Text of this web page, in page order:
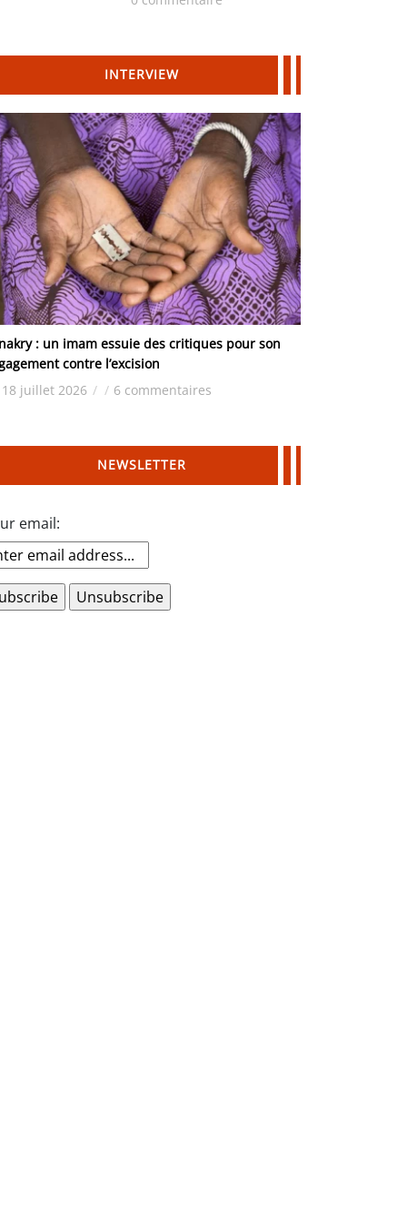
INTERVIEW
: un imam essuie des critiques pour son
contre l’excision
18 juillet 2026 / / 6 commentaires
NEWSLETTER
email: